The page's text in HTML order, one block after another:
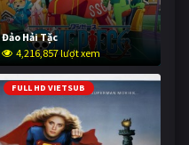
Đảo Hải Tặc
4,216,857 lượt xem
FULL HD VIETSUB